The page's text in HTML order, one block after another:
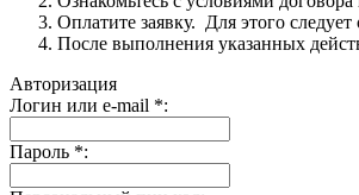
Оплатите заявку. Для этого
После выполнения указанных
Авторизация
Логин или e-mail *:
Пароль *: